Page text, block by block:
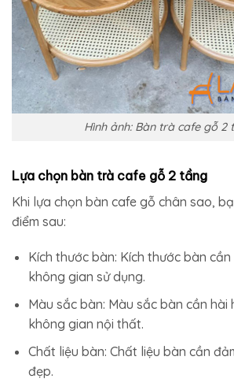
Hình ảnh: Bàn trà cafe gỗ 2
Lựa chọn bàn trà cafe gỗ 2 tầng
Khi lựa chọn bàn cafe gỗ chân sao,
điểm sau:
Kích thước bàn: Kích thước bàn
không gian sử dụng.
Màu sắc bàn: Màu sắc bàn cần
không gian nội thất.
Chất liệu bàn: Chất liệu bàn cần
đẹp.